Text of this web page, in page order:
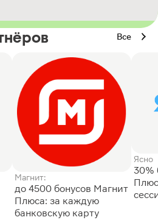
Все
Магнит:
до 4500 бонусов Магнит
Плюса: за каждую
банковскую карту
Ясно
30%